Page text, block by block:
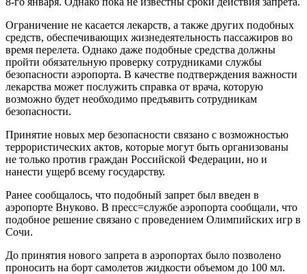
Ограничение не касается лекарств, а также других подобных
средств, обеспечивающих жизнедеятельность пассажиров во
время перелета. Однако даже подобные средства должны
пройти обязательную проверку сотрудниками службы
безопасности аэропорта. В качестве подтверждения важности
лекарства может послужить справка от врача, которую
возможно будет необходимо предъявить сотрудникам
безопасности.
Принятие новых мер безопасности связано с возможностью
террористических актов, которые могут быть организованы
не только против граждан Российской Федерации, но и
нанести ущерб всему государству.
Ранее сообщалось, что подобный запрет был введен в
аэропорте Внуково. В пресс=службе аэропорта сообщали, что
подобное решение связано с проведением Олимпийских игр в
Сочи.
До принятия нового запрета в аэропортах было позволено
проносить на борт самолетов жидкости объемом до 100 мл.